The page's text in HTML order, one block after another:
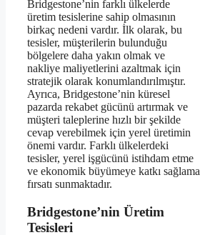
Bridgestone’nin farklı ülkelerde
üretim tesislerine sahip olmasının
birkaç nedeni vardır. İlk olarak, bu
tesisler, müşterilerin bulunduğu
bölgelere daha yakın olmak ve
nakliye maliyetlerini azaltmak için
stratejik olarak konumlandırılmıştır.
Ayrıca, Bridgestone’nin küresel
pazarda rekabet gücünü artırmak ve
müşteri taleplerine hızlı bir şekilde
cevap verebilmek için yerel üretimin
önemi vardır. Farklı ülkelerdeki
tesisler, yerel işgücünü istihdam etme
ve ekonomik büyümeye katkı sağlama
fırsatı sunmaktadır.
Bridgestone’nin Üretim
Tesisleri